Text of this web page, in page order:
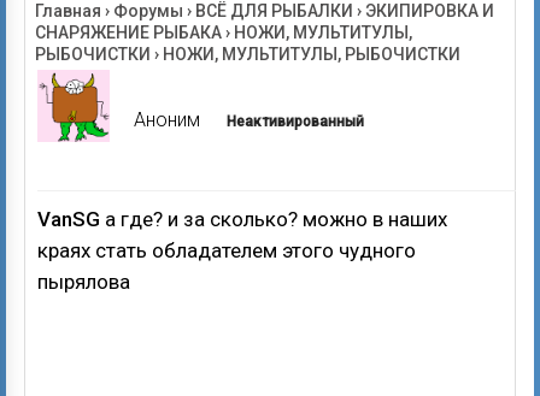
Главная › Форумы › ВСЁ ДЛЯ РЫБАЛКИ › ЭКИПИРОВКА И
СНАРЯЖЕНИЕ РЫБАКА› НОЖИ, МУЛЬТИТУЛЫ,
РЫБОЧИСТКИ › НОЖИ, МУЛЬТИТУЛЫ, РЫБОЧИСТКИ
Аноним Неактивированный
VanSG а где? и за сколько? можно в наших
краях стать обладателем этого чудного
пырялова